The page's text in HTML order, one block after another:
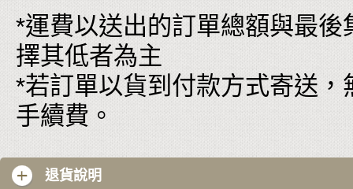
*運費以送出的訂單總額與最
擇其低者為主
*若訂單以貨到付款方式寄送
手續費。
退貨說明